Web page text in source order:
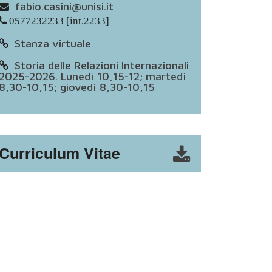
fabio.casini@unisi.it
0577232233 [int.2233]
Stanza virtuale
Storia delle Relazioni Internazionali
2025-2026. Lunedì 10,15-12; martedì
8,30-10,15; giovedì 8,30-10,15
Curriculum Vitae